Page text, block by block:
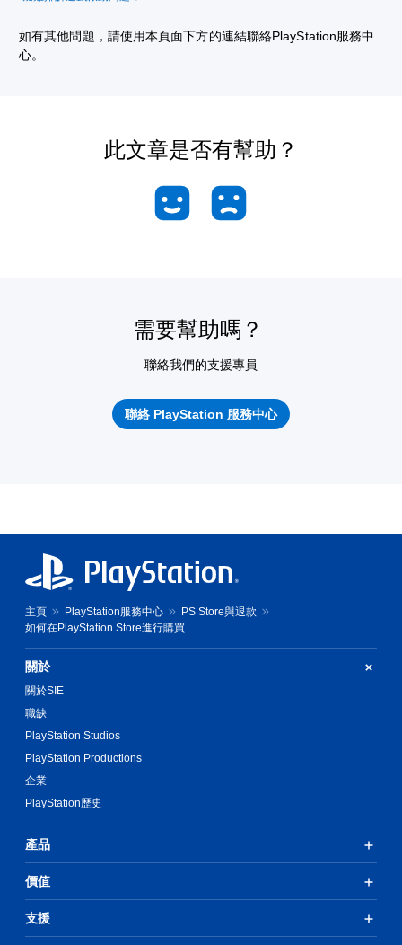
如有其他問題，請使用本頁面下方的連結聯絡PlayStation服務中
心。
此文章是否有幫助？
需要幫助嗎？
聯絡我們的支援專員
聯絡 PlayStation 服務中心
主頁 PlayStation服務中心
PS Store與退款
如何在PlayStation Store進行購買
關於
關於SIE
職缺
PlayStation Studios
PlayStation Productions
企業
PlayStation歷史
產品
價值
支援